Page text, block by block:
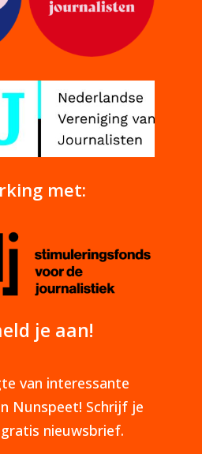
met:
je aan!
van interessante
Nunspeet! Schrijf je
nieuwsbrief.